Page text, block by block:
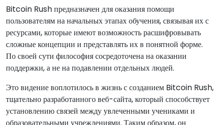
Bitcoin Rush предназначен для оказания помощи
пользователям на начальных этапах обучения, связывая их с
ресурсами, которые имеют возможность расшифровывать
сложные концепции и представлять их в понятной форме.
По своей сути философия сосредоточена на оказании
поддержки, а не на подавлении отдельных людей.
Это видение воплотилось в жизнь с созданием Bitcoin Rush,
тщательно разработанного веб-сайта, который способствует
установлению связей между увлеченными учениками и
образовательными учреждениями. Таким образом, он